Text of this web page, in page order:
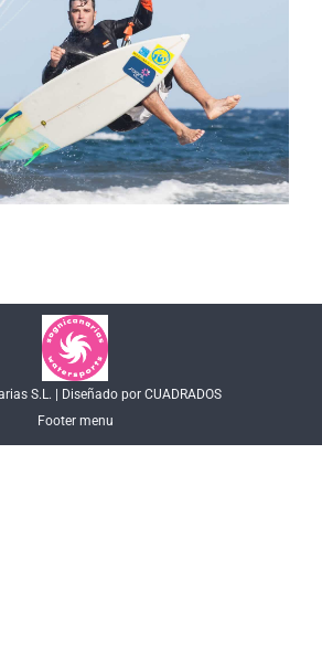
S.L. | Diseñado por CUADRADOS
Footer menu